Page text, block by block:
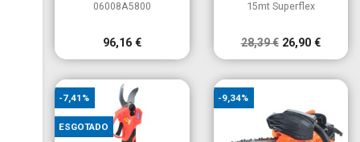
06008A5800
96,16 €
15mt Superflex
28,39 € 26,90 €
-7,41%
ESGOTADO
-9,34%